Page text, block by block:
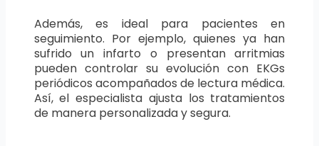
Además, es ideal para pacientes en
seguimiento. Por ejemplo, quienes ya han
sufrido un infarto o presentan arritmias
pueden controlar su evolución con EKGs
periódicos acompañados de lectura médica.
Así, el especialista ajusta los tratamientos
de manera personalizada y segura.